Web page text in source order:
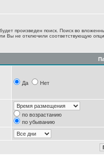
произведен поиск. Поиск во
Вы не отключили соответствующую
Да Нет
по возрастанию
по убыванию